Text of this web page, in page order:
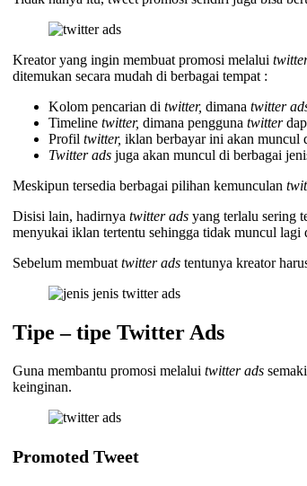
Kreator yang ingin membuat promosi melalui
ditemukan secara mudah di berbagai tempat :
Kolom pencarian ditwitter,dimanatwitter
Timelinetwitter,dimana penggunatwitter
Profiltwitter,iklan berbayar ini akan muncul
Twitter adsjuga akan muncul di berbagai
Meskipun tersedia berbagai pilihan kemunculan
Disisi lain, hadirnyatwitter adsyang terlalu sering
menyukai iklan tertentu sehingga tidak muncul
Sebelum membuat twitter adstentunya kreator
Tipe – tipe Twitter Ads
Guna membantu promosi melalui twitter ads
keinginan.
Promoted Tweet